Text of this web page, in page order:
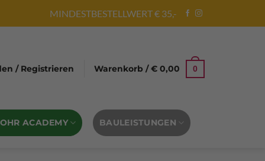
MINDESTBESTELLWERT € 35,-
/ Registrieren Warenkorb /€ 0,00 0
ACADEMY BAULEISTUNGEN